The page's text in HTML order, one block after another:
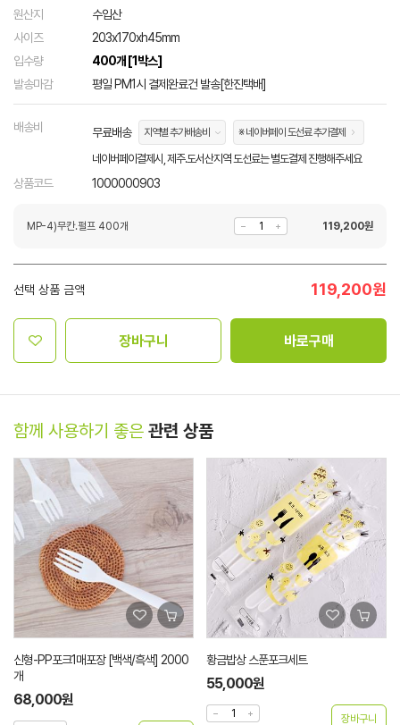
원산지
수입산
사이즈
203x170xh45mm
입수량
400개 [1박스]
발송마감
평일 PM1시 결제완료건 발송[한진택배]
배송비 무료배송 지역별 추가배송비 ※ 네이버페이 도선료 추가결제
네이버페이결제시, 제주.도서산지역 도선료는 별도결제 진행해주세요
상품코드 1000000903
MP-4)무칸.펄프 400개 119,200원
선택 상품 금액 119,200원
장바구니 바로구매
함께 사용하기 좋은 관련 상품
신형-PP포크1매포장 [백색/흑색] 2000
개
68,000원
황금밥상 스푼포크세트
55,000원